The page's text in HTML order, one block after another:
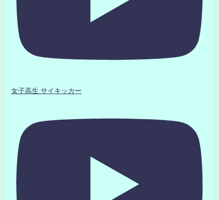
女子高生 サイキッカー